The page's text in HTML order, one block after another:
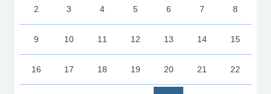
2 3 4 5 6 7 8
9 10 11 12 13 14 15
16 17 18 19 20 21 22